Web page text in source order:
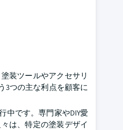
装ツールやアクセサリ
3つの主な利点を顧客に
中です。専門家やDIY愛
は、特定の塗装デザイ